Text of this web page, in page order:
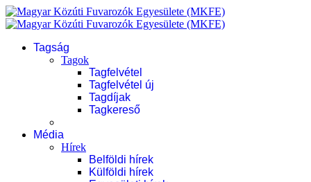
Tagság
Tagok
Tagfelvétel
Tagfelvétel új
Tagdíjak
Tagkereső
Média
Hírek
Belföldi hírek
Külföldi hírek